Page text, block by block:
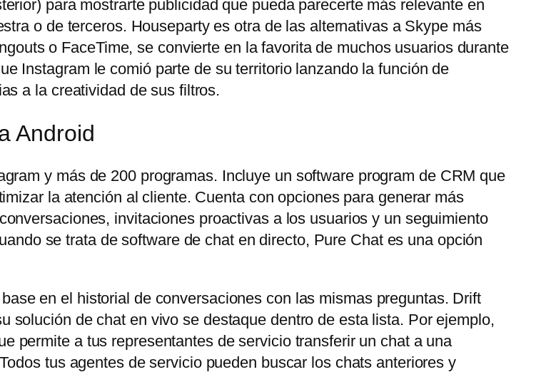
para mostrarte publicidad que pueda parecerte más relevante en
o de terceros. Houseparty es otra de las alternativas a Skype más
o FaceTime, se convierte en la favorita de muchos usuarios durante
Instagram le comió parte de su territorio lanzando la función de
a la creatividad de sus filtros.
Android
y más de 200 programas. Incluye un software program de CRM que
la atención al cliente. Cuenta con opciones para generar más
invitaciones proactivas a los usuarios y un seguimiento
se trata de software de chat en directo, Pure Chat es una opción
en el historial de conversaciones con las mismas preguntas. Drift
solución de chat en vivo se destaque dentro de esta lista. Por ejemplo,
permite a tus representantes de servicio transferir un chat a una
tus agentes de servicio pueden buscar los chats anteriores y